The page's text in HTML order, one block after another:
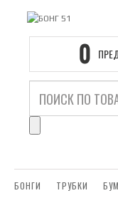
0
БОНГИ ТРУБКИ